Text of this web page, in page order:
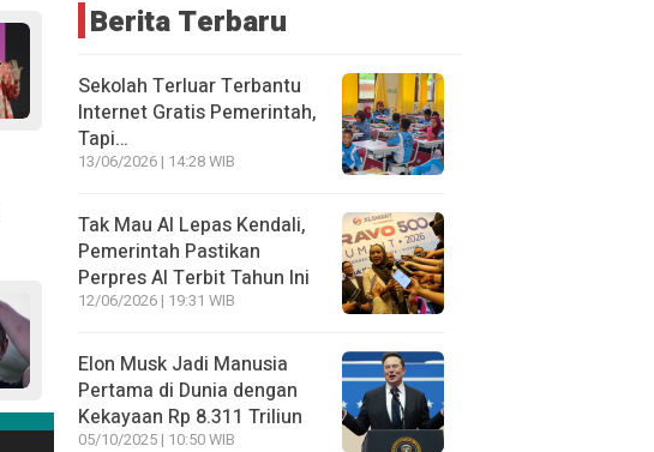
Berita Terbaru
Sekolah Terluar Terbantu
Internet Gratis Pemerintah,
Tapi…
13/06/2026 | 14:28 WIB
Tak Mau AI Lepas Kendali,
Pemerintah Pastikan
Perpres AI Terbit Tahun Ini
12/06/2026 | 19:31 WIB
Elon Musk Jadi Manusia
Pertama di Dunia dengan
Kekayaan Rp 8.311 Triliun
05/10/2025 | 10:50 WIB